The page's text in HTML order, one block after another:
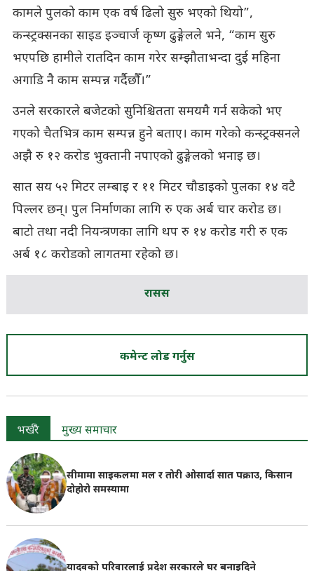
कामले पुलको काम एक वर्ष ढिलो सुरु भएको थियो”,
कन्स्ट्रक्सनका साइड इञ्चार्ज कृष्ण ढुङ्गेलले भने, “काम सुरु
भएपछि हामीले रातदिन काम गरेर सम्झौताभन्दा दुई महिना
अगाडि नै काम सम्पन्न गर्दैछौँ।”
उनले सरकारले बजेटको सुनिश्चितता समयमै गर्न सकेको भए
गएको चैतभित्र काम सम्पन्न हुने बताए। काम गरेको कन्स्ट्रक्सनले
अझै रु १२ करोड भुक्तानी नपाएको ढुङ्गेलको भनाइ छ।
सात सय ५२ मिटर लम्बाइ र ११ मिटर चौडाइको पुलका १४ वटै
पिल्लर छन्। पुल निर्माणका लागि रु एक अर्ब चार करोड छ।
बाटो तथा नदी नियन्त्रणका लागि थप रु १४ करोड गरी रु एक
अर्ब १८ करोडको लागतमा रहेको छ।
रासस
कमेन्ट लोड गर्नुस
भर्खरै मुख्य समाचार
सीमामा साइकलमा मल र तोरी ओसार्दा सात पक्राउ, किसान
दोहोरो समस्यामा
यादवको परिवारलाई प्रदेश सरकारले घर बनाइदिने